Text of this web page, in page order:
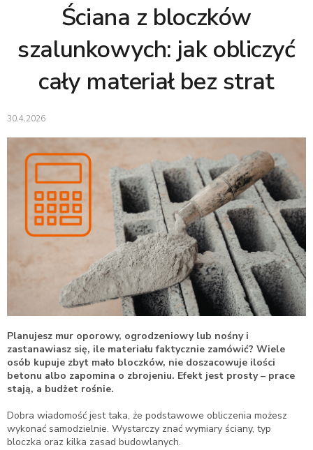
Ściana z bloczków
szalunkowych: jak obliczyć
cały materiał bez strat
30.4.2026
Planujesz mur oporowy, ogrodzeniowy lub nośny i
zastanawiasz się, ile materiału faktycznie zamówić? Wiele
osób kupuje zbyt mało bloczków, nie doszacowuje ilości
betonu albo zapomina o zbrojeniu. Efekt jest prosty – prace
stają, a budżet rośnie.
Dobra wiadomość jest taka, że podstawowe obliczenia możesz
wykonać samodzielnie. Wystarczy znać wymiary ściany, typ
bloczka oraz kilka zasad budowlanych.